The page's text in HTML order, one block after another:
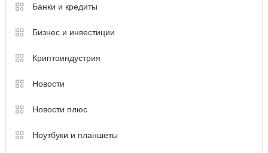
Банки и кредиты
Бизнес и инвестиции
Криптоиндустрия
Новости
Новости плюс
Ноутбуки и планшеты